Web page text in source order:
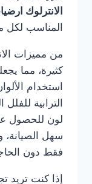
الانترلوك
المناسب لكل
من مميزات
كثيرة، مما
استخدام
الترابية
لون للحصول
سهل الصيانة،
فقط دون
إذا كنت تريد